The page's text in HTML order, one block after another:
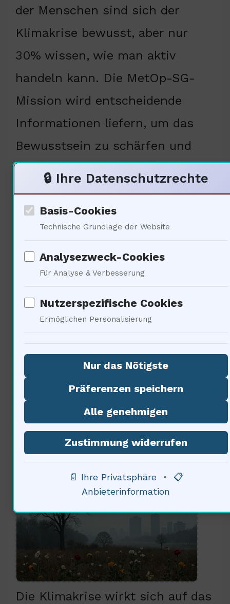
der Menschen sind sich der
Klimakrise bewusst, aber nur
30% wissen, wie man aktiv
handeln kann. Die MetOp-SG-
Mission wird entscheidende
Informationen liefern, um das
Bewusstsein zu schärfen und
das Handeln zu fördern.
Historisch gesehen hat die
Soziologie dazu beigetragen,
zu verstehen. Die Daten werden
nicht nur Wissenschaftler,
sondern auch Bürger befähigen.
Wir müssenund Information
spielt die Politik in diesem
Prozess?
Psychologische
Dimensionen der Klimakrise
Die Klimakrise wirkt sich auf das
🔒 Ihre Datenschutzrechte
Basis-Cookies
Technische Grundlage der Website
Analysezweck-Cookies
Für Analyse & Verbesserung
Nutzerspezifische Cookies
Ermöglichen Personalisierung
Nur das Nötigste
Präferenzen speichern
Alle genehmigen
Zustimmung widerrufen
📄 Ihre Privatsphäre • 📋
Anbieterinformation